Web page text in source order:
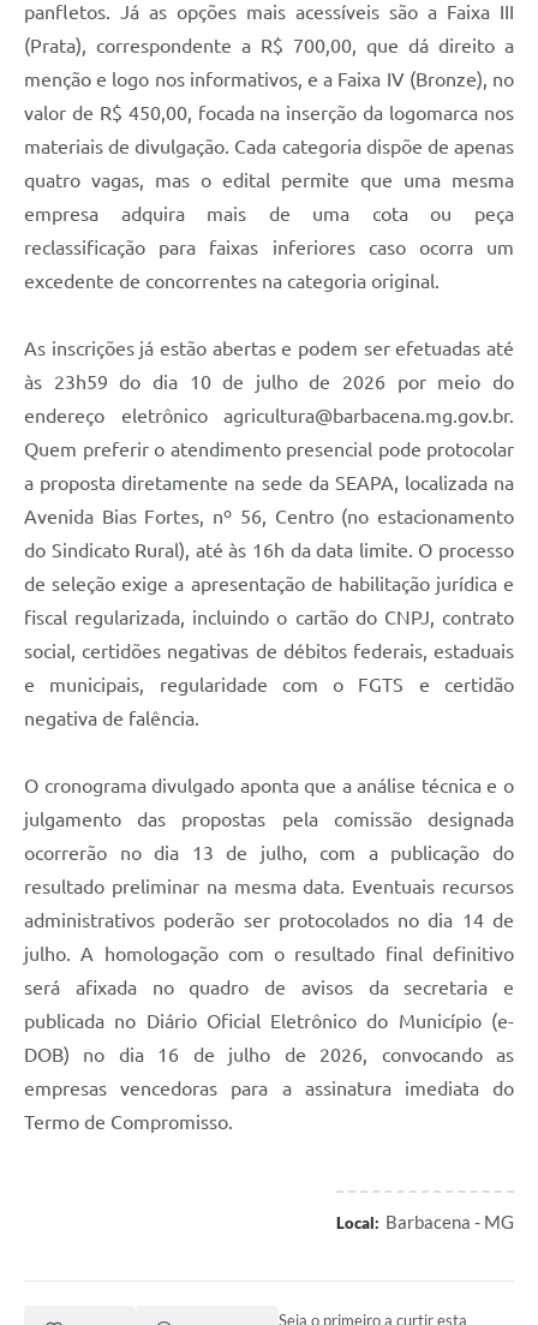
panfletos. Já as opções mais acessíveis são a Faixa III
(Prata), correspondente a R$ 700,00, que dá direito a
menção e logo nos informativos, e a Faixa IV (Bronze), no
valor de R$ 450,00, focada na inserção da logomarca nos
materiais de divulgação. Cada categoria dispõe de apenas
quatro vagas, mas o edital permite que uma mesma
empresa adquira mais de uma cota ou peça
reclassificação para faixas inferiores caso ocorra um
excedente de concorrentes na categoria original.
As inscrições já estão abertas e podem ser efetuadas até
às 23h59 do dia 10 de julho de 2026 por meio do
endereço eletrônico agricultura@barbacena.mg.gov.br.
Quem preferir o atendimento presencial pode protocolar
a proposta diretamente na sede da SEAPA, localizada na
Avenida Bias Fortes, nº 56, Centro (no estacionamento
do Sindicato Rural), até às 16h da data limite. O processo
de seleção exige a apresentação de habilitação jurídica e
fiscal regularizada, incluindo o cartão do CNPJ, contrato
social, certidões negativas de débitos federais, estaduais
e municipais, regularidade com o FGTS e certidão
negativa de falência.
O cronograma divulgado aponta que a análise técnica e o
julgamento das propostas pela comissão designada
ocorrerão no dia 13 de julho, com a publicação do
resultado preliminar na mesma data. Eventuais recursos
administrativos poderão ser protocolados no dia 14 de
julho. A homologação com o resultado final definitivo
será afixada no quadro de avisos da secretaria e
publicada no Diário Oficial Eletrônico do Município (e-
DOB) no dia 16 de julho de 2026, convocando as
empresas vencedoras para a assinatura imediata do
Termo de Compromisso.
Local: Barbacena - MG
Seja o primeiro a curtir esta